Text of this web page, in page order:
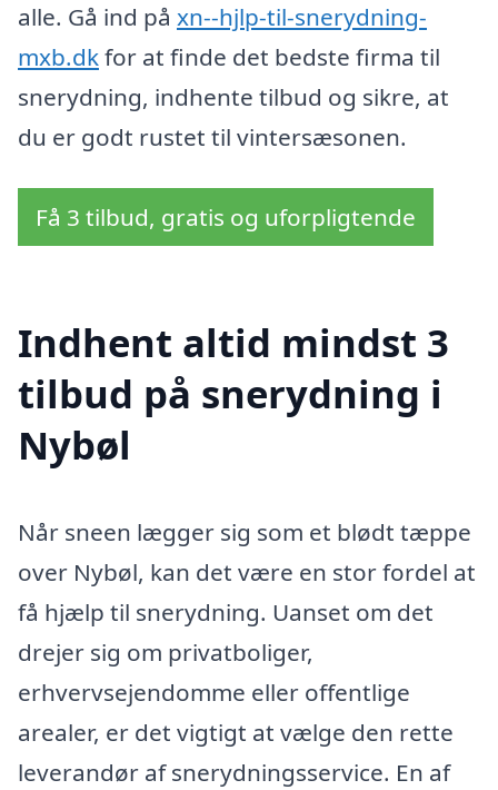
alle. Gå ind på xn--hjlp-til-snerydning-
mxb.dkfor at finde det bedste firma til
snerydning, indhente tilbud og sikre, at
du er godt rustet til vintersæsonen.
Få 3 tilbud, gratis og uforpligtende
Indhent altid mindst 3
tilbud på snerydning i
Nybøl
Når sneen lægger sig som et blødt tæppe
over Nybøl, kan det være en stor fordel at
få hjælp til snerydning. Uanset om det
drejer sig om privatboliger,
erhvervsejendomme eller offentlige
arealer, er det vigtigt at vælge den rette
leverandør af snerydningsservice. En af